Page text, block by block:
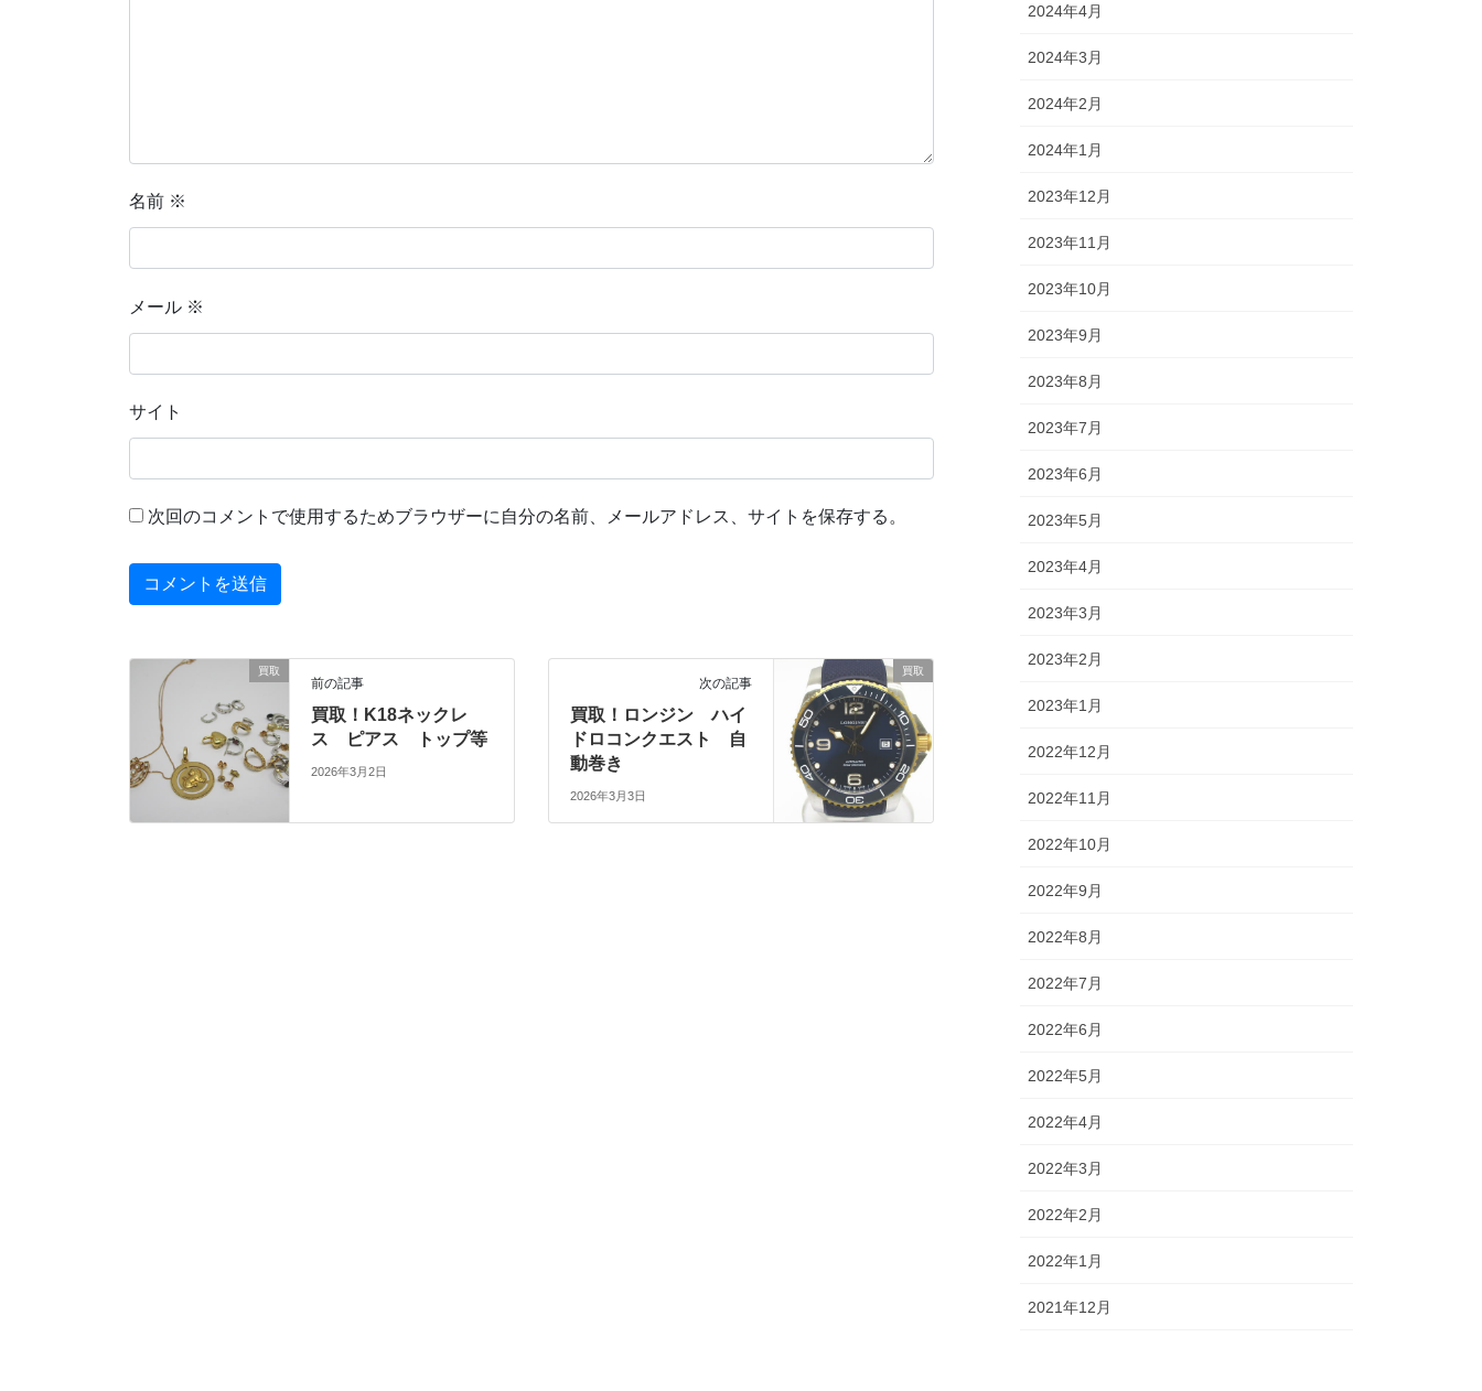
名前 ※
メール ※
サイト
次回のコメントで使用するためブラウザーに自分の名前、メールアドレス、サイトを保存する。
買取
前の記事
買取！K18ネックレ
ス ピアス トップ等
2026年3月2日
買取
次の記事
買取！ロンジン ハイ
ドロコンクエスト 自
動巻き
2026年3月3日
2024年4月
2024年3月
2024年2月
2024年1月
2023年12月
2023年11月
2023年10月
2023年9月
2023年8月
2023年7月
2023年6月
2023年5月
2023年4月
2023年3月
2023年2月
2023年1月
2022年12月
2022年11月
2022年10月
2022年9月
2022年8月
2022年7月
2022年6月
2022年5月
2022年4月
2022年3月
2022年2月
2022年1月
2021年12月